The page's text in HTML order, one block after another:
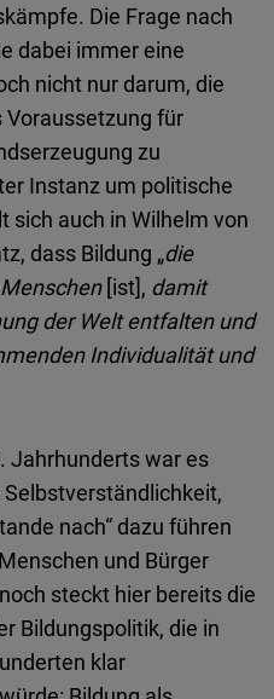
Die Frage nach
dabei immer eine
nicht nur darum, die
Voraussetzung für
zu
Instanz um politische
sich auch in Wilhelm von
dass Bildung „die
[ist], damit
der Welt entfalten und
Individualität und
Jahrhunderts war es
nach“ dazu führen
und Bürger
steckt hier bereits die
Bildungspolitik, die in
klar